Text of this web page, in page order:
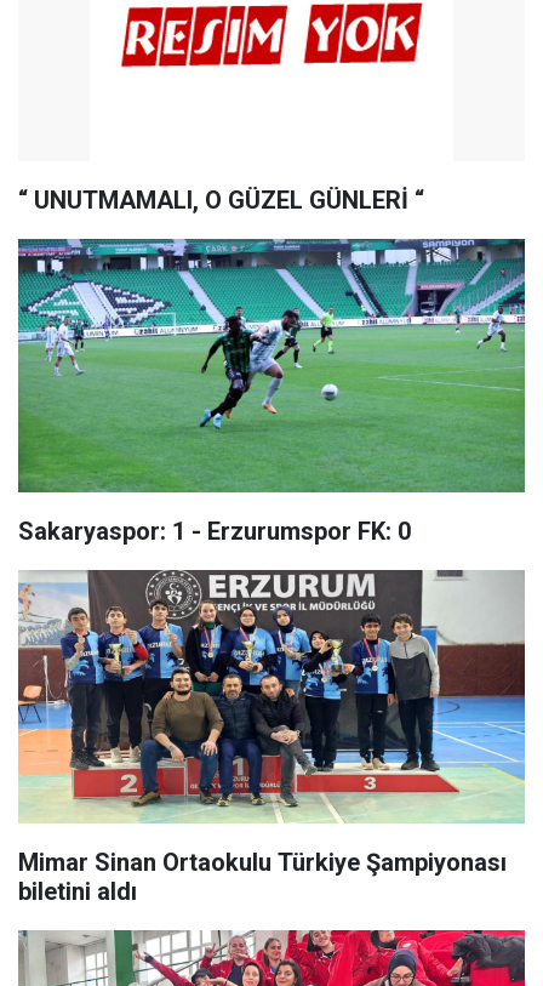
“ UNUTMAMALI, O GÜZEL GÜNLERİ “
Sakaryaspor: 1 - Erzurumspor FK: 0
Mimar Sinan Ortaokulu Türkiye Şampiyonası
biletini aldı